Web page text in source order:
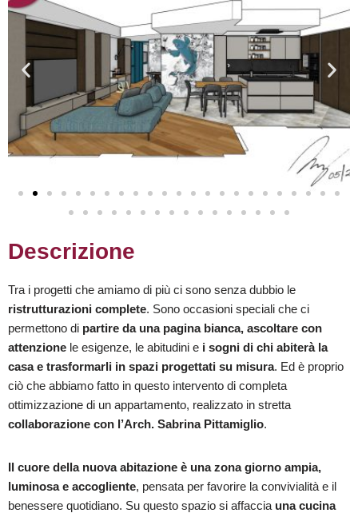
Descrizione
Tra i progetti che amiamo di più ci sono senza dubbio le
ristrutturazioni complete. Sono occasioni speciali che ci
permettono di partire da una pagina bianca, ascoltare con
attenzione le esigenze, le abitudini e i sogni di chi abiterà la
casa e trasformarli in spazi progettati su misura. Ed è proprio
ciò che abbiamo fatto in questo intervento di completa
ottimizzazione di un appartamento, realizzato in stretta
collaborazione con l’Arch. Sabrina Pittamiglio.
Il cuore della nuova abitazione è una zona giorno ampia,
luminosa e accogliente, pensata per favorire la convivialità e il
benessere quotidiano. Su questo spazio si affaccia una cucina